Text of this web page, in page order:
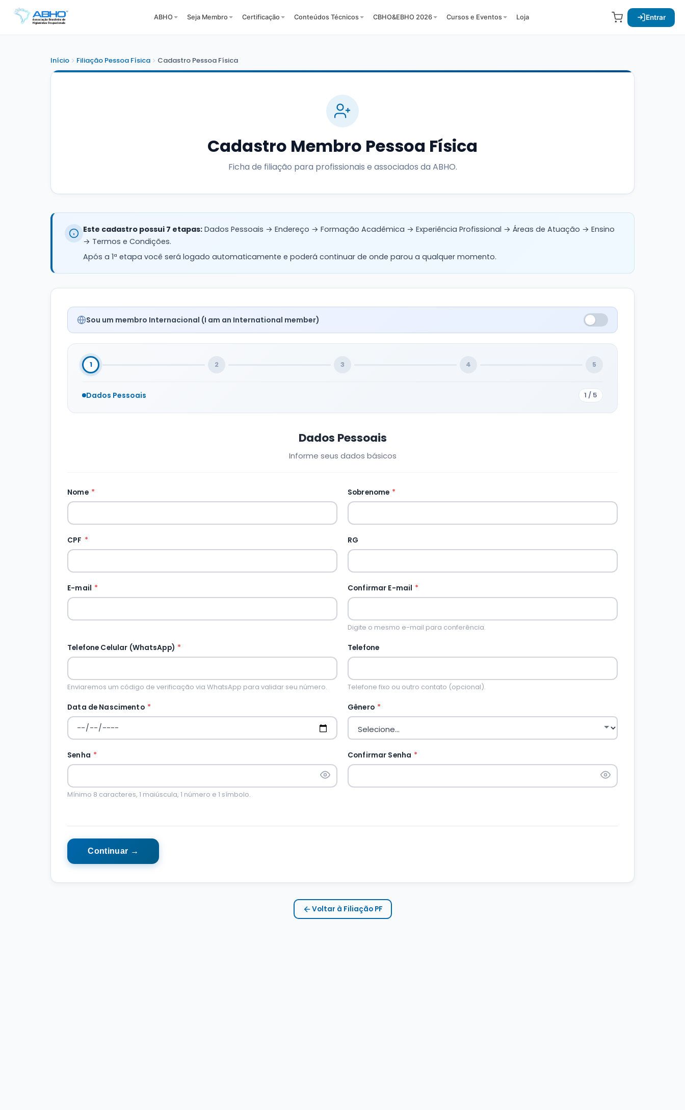
ABHO Seja Membro Certificação Conteúdos Técnicos CBHO&EBHO 2026 Cursos e Eventos Loja Entrar
Início Filiação Pessoa Física Cadastro Pessoa Física
Cadastro Membro Pessoa Física
Ficha de filiação para profissionais e associados da ABHO.
Este cadastro possui 7 etapas: Dados Pessoais → Endereço → Formação Acadêmica → Experiência Profissional → Áreas de Atuação → Ensino
→ Termos e Condições.
Após a 1ª etapa você será logado automaticamente e poderá continuar de onde parou a qualquer momento.
Sou um membro Internacional (I am an International member)
1 2 3 4 5
Dados Pessoais 1 / 5
Dados Pessoais
Informe seus dados básicos
Nome * Sobrenome *
CPF * RG
E-mail * Confirmar E-mail *
Digite o mesmo e-mail para conferência.
Telefone Celular (WhatsApp) *
Enviaremos um código de verificação via WhatsApp para validar seu número.
Telefone
Telefone fixo ou outro contato (opcional).
Data de Nascimento * Gênero *
Senha *
Mínimo 8 caracteres, 1 maiúscula, 1 número e 1 símbolo.
Confirmar Senha *
Continuar →
Voltar à Filiação PF